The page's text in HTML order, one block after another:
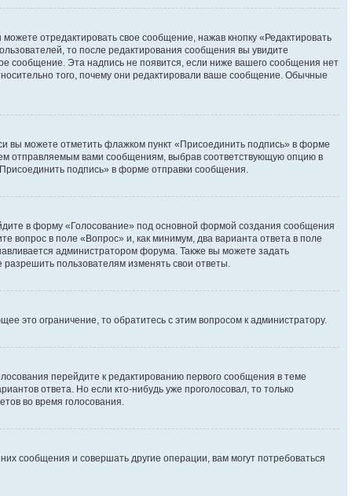
отредактировать свое сообщение, нажав кнопку «Редактировать
то после редактирования сообщения вы увидите
сообщение. Эта надпись не появится, если ниже вашего сообщения нет
того, почему они редактировали ваше сообщение. Обычные
вы можете отметить флажком пункт «Присоединить подпись» в форме
отправляемым вами сообщениям, выбрав соответствующую опцию в
подпись» в форме отправки сообщения.
в форму «Голосование» под основной формой создания сообщения
вопрос в поле «Вопрос» и, как минимум, два варианта ответа в поле
администратором форума. Также вы можете задать
разрешить пользователям изменять свои ответы.
это ограничение, то обратитесь с этим вопросом к администратору.
перейдите к редактированию первого сообщения в теме
ответа. Но если кто-нибудь уже проголосовал, то только
во время голосования.
сообщения и совершать другие операции, вам могут потребоваться